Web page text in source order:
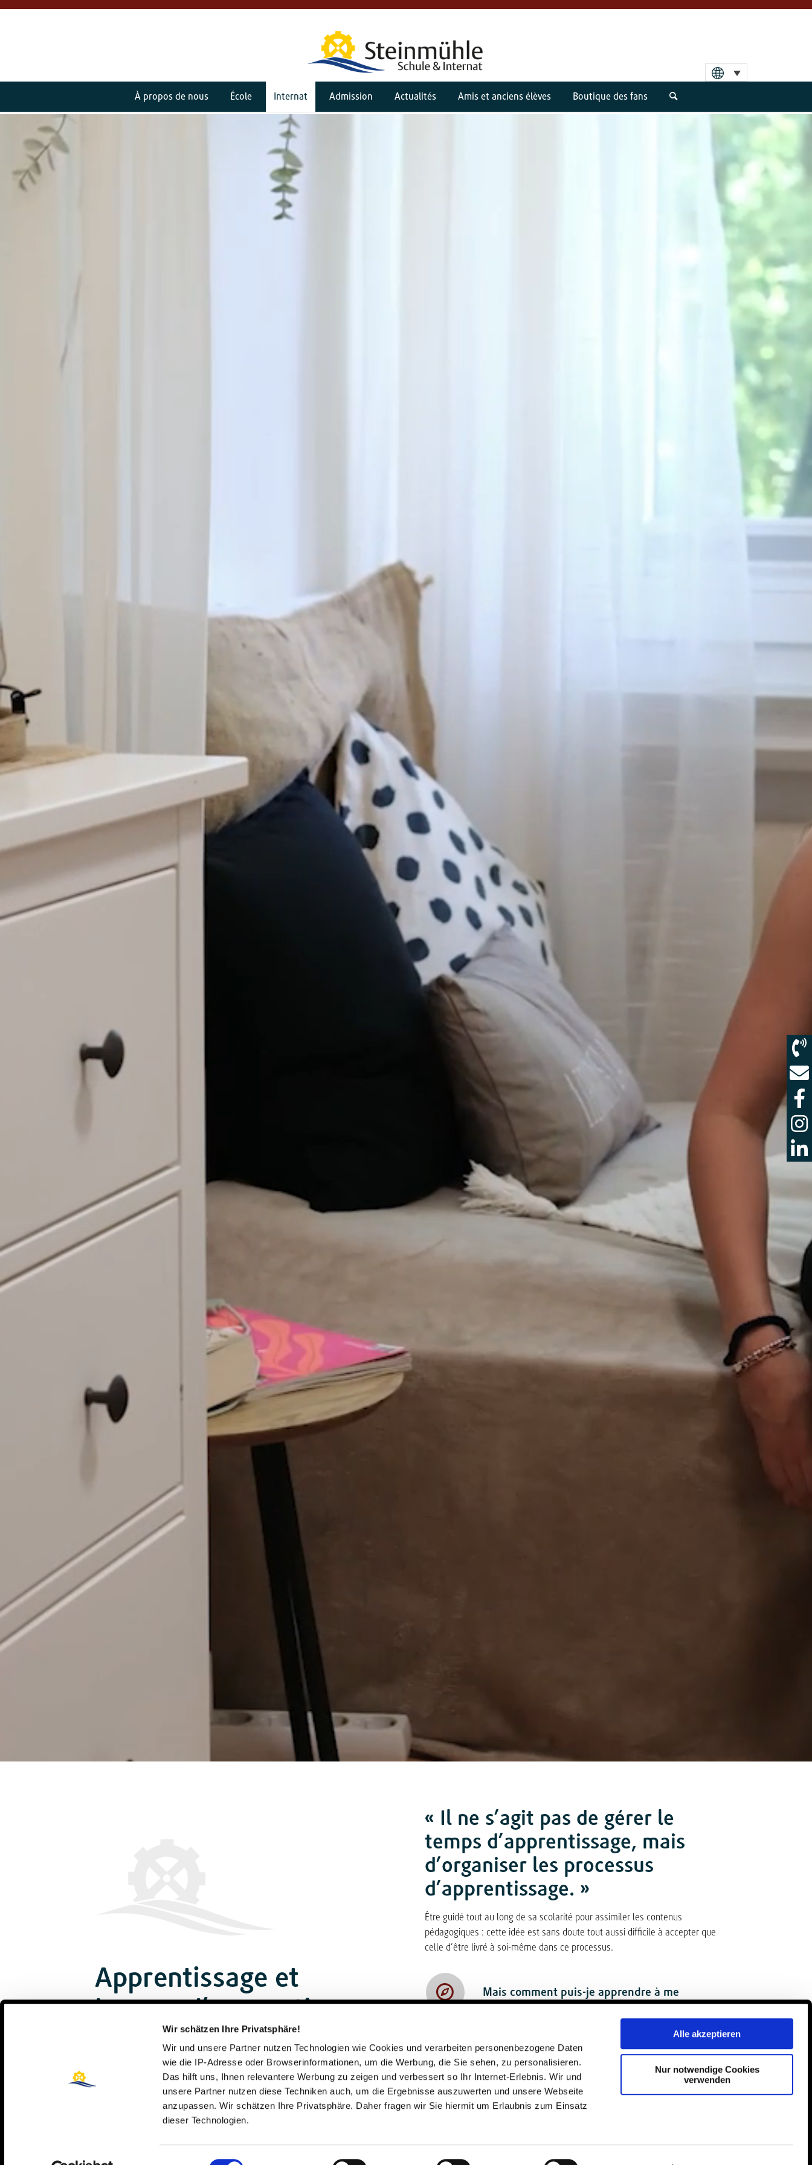
Wir schätzen Ihre Privatsphäre!
Wir und unsere Partner nutzen Technologien wie Cookies und verarbeiten personenbezogene Daten
wie die IP-Adresse oder Browserinformationen, um die Werbung, die Sie sehen, zu personalisieren.
Das hilft uns, Ihnen relevantere Werbung zu zeigen und verbessert so Ihr Internet-Erlebnis. Wir und
unsere Partner nutzen diese Techniken auch, um die Ergebnisse auszuwerten und unsere Webseite
anzupassen. Wir schätzen Ihre Privatsphäre. Daher fragen wir Sie hiermit um Erlaubnis zum Einsatz
dieser Technologien.
Einwilligungsauswahl
Alle akzeptieren
Nur notwendige Cookies
verwenden
À propos de nous École Internat Admission Actualités Amis et anciens élèves Boutique des fans
Apprentissage et
bureau d’apprentissage
« Il ne s’agit pas de gérer le
temps d’apprentissage, mais
d’organiser les processus
d’apprentissage. »
Être guidé tout au long de sa scolarité pour assimiler les contenus
pédagogiques : cette idée est sans doute tout aussi difficile à accepter que
celle d’être livré à soi-même dans ce processus.
Mais comment puis-je apprendre à me
préparer correctement et efficacement ?
Comment apprendre à apprendre ?
Comment puis-je m’organiser dans ce
contexte ?